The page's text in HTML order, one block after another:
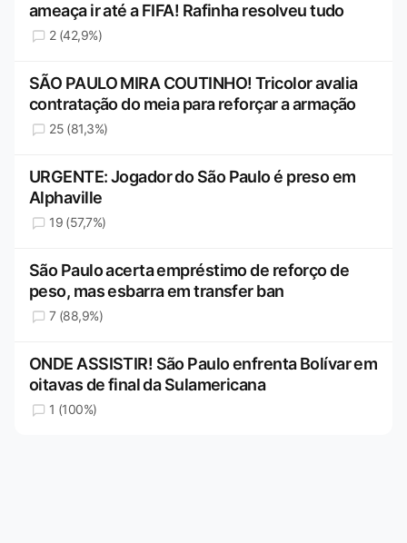
ameaça ir até a FIFA! Rafinha resolveu tudo
2 (42,9%)
SÃO PAULO MIRA COUTINHO! Tricolor avalia
contratação do meia para reforçar a armação
25 (81,3%)
URGENTE: Jogador do São Paulo é preso em
Alphaville
19 (57,7%)
São Paulo acerta empréstimo de reforço de
peso, mas esbarra em transfer ban
7 (88,9%)
ONDE ASSISTIR! São Paulo enfrenta Bolívar em
oitavas de final da Sulamericana
1 (100%)